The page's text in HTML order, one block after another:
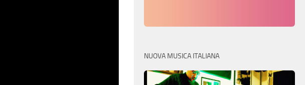
NUOVA MUSICA ITALIANA